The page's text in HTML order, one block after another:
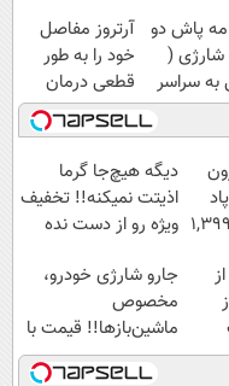
مه پاش دو
شارژی (
به سراسر
آرتروز مفاصل
خود را به طور
قطعی درمان
کنید!
◗پرسش‌نامه◖
1,399,000
دیگه هیچ‌جا گرما
اذیتت نمیکنه!! تخفیف
ویژه رو از دست نده
جارو شارژی خودرو،
مخصوص
ماشین‌باز‌ها!! قیمت با
تخفیف: فقط